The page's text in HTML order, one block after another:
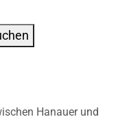
Hanauer und